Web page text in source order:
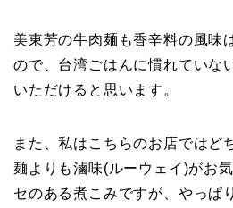
美東芳の牛肉麺も香辛料の風味
ので、台湾ごはんに慣れていな
いただけると思います。
また、私はこちらのお店ではど
麺よりも滷味(ルーウェイ)がお
セのある煮こみですが、やっぱ